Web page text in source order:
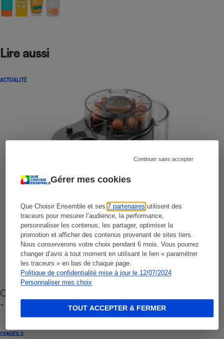
Gérer mes cookies
Que Choisir Ensemble et ses7 partenaires utilisent des
traceurs pour mesurer l’audience, la performance,
personnaliser les contenus, les partager, optimiser la
promotion et afficher des contenus provenant de sites tiers.
Nous conserverons votre choix pendant 6 mois. Vous pourrez
changer d’avis à tout moment en utilisant le lien « paramétrer
les traceurs » en bas de chaque page.
Politique de confidentialité mise à jour le 12/07/2024
Personnaliser mes choix
Continuer sans accepter
TOUT ACCEPTER & FERMER
Lire aussi
ACTUALITÉ
Cafetière à capsules zéro déchet CoffeeB (vidéo)
- Premières impressions
CONSEILS